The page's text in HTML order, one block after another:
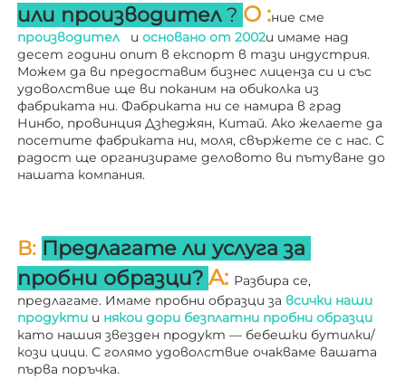
или производител ? О :
производител и основано от 2002и имаме над
десет години опит в експорт в тази индустрия.
Можем да ви предоставим бизнес лиценза си и със
удоволствие ще ви поканим на обиколка из
фабриката ни. Фабриката ни се намира в град
Нинбо, провинция Дзheджян, Китай. Ако желаете да
посетите фабриката ни, моля, свържете се с нас. С
радост ще организираме деловото ви пътуване до
нашата компания.
В: Предлагате ли услуга за
пробни образци? A: Разбира се,
предлагаме. Имаме пробни образци за всички наши
продукти и
като нашия звезден продукт — бебешки бутилки/
кози цици. С голямо удоволствие очакваме вашата
първа поръчка.